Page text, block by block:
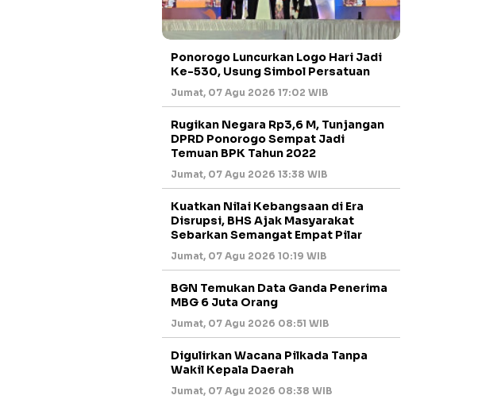
Ponorogo Luncurkan Logo Hari Jadi
Ke-530, Usung Simbol Persatuan
Jumat, 07 Agu 2026 17:02 WIB
Rugikan Negara Rp3,6 M, Tunjangan
DPRD Ponorogo Sempat Jadi
Temuan BPK Tahun 2022
Jumat, 07 Agu 2026 13:38 WIB
Kuatkan Nilai Kebangsaan di Era
Disrupsi, BHS Ajak Masyarakat
Sebarkan Semangat Empat Pilar
Jumat, 07 Agu 2026 10:19 WIB
BGN Temukan Data Ganda Penerima
MBG 6 Juta Orang
Jumat, 07 Agu 2026 08:51 WIB
Digulirkan Wacana Pilkada Tanpa
Wakil Kepala Daerah
Jumat, 07 Agu 2026 08:38 WIB